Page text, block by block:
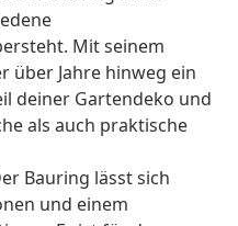
Mit seinem
über Jahre hinweg ein
deiner Gartendeko und
als auch praktische
Bauring lässt sich
und einem